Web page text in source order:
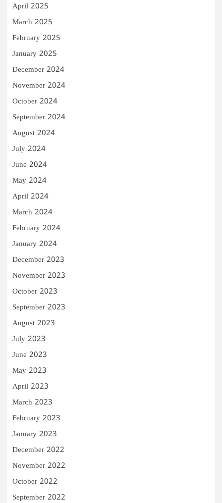
April 2025
March 2025
February 2025
January 2025
December 2024
November 2024
October 2024
September 2024
August 2024
July 2024
June 2024
May 2024
April 2024
March 2024
February 2024
January 2024
December 2023
November 2023
October 2023
September 2023
August 2023
July 2023
June 2023
May 2023
April 2023
March 2023
February 2023
January 2023
December 2022
November 2022
October 2022
September 2022